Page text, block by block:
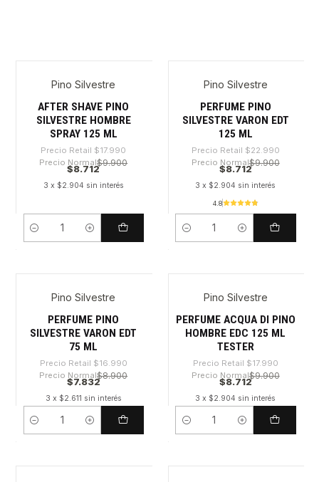
-51%Pino Silvestre
AFTER SHAVE PINO
SILVESTRE HOMBRE
SPRAY 125 ML
Precio Retail $17.990
Precio Normal$9.900
$8.712
3 x $2.904 sin interés
Cantidad
-62%Pino Silvestre
PERFUME PINO
SILVESTRE VARON EDT
125 ML
Precio Retail $22.990
Precio Normal$9.900
$8.712
3 x $2.904 sin interés
4.8
Cantidad
-53%Pino Silvestre
PERFUME PINO
SILVESTRE VARON EDT
75 ML
Precio Retail $16.990
Precio Normal$8.900
$7.832
3 x $2.611 sin interés
Cantidad
-51%Pino Silvestre
PERFUME ACQUA DI PINO
HOMBRE EDC 125 ML
TESTER
Precio Retail $17.990
Precio Normal$9.900
$8.712
3 x $2.904 sin interés
Cantidad